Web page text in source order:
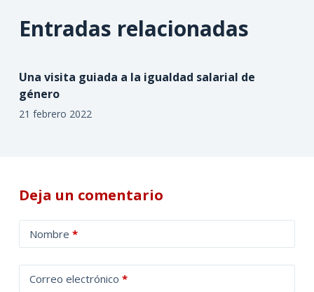
Entradas relacionadas
Una visita guiada a la igualdad salarial de
género
21 febrero 2022
Deja un comentario
Nombre *
Correo electrónico *
l
t